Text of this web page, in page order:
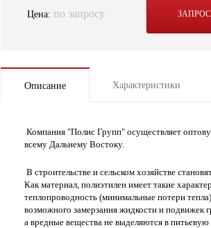
Цена: по запросу
Описание Характеристики
Компания "Полис Групп" осуществляет
всему Дальнему Востоку.
В строительстве и сельском хозяйстве
Как материал, полиэтилен имеет такие
теплопроводность (минимальные потери
возможного замерзания жидкости и подвижек
а вредные вещества не выделяются в